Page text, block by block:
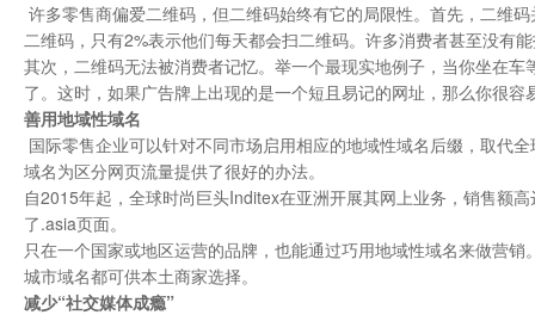
许多零售商偏爱二维码，但二维码始终有它的局限性。首先，二维
二维码，只有2%表示他们每天都会扫二维码。许多消费者甚至没有
其次，二维码无法被消费者记忆。举一个最现实地例子，当你坐在
了。这时，如果广告牌上出现的是一个短且易记的网址，那么你很
善用地域性域名
国际零售企业可以针对不同市场启用相应的地域性域名后缀，取代
域名为区分网页流量提供了很好的办法。
自2015年起，全球时尚巨头Inditex在亚洲开展其网上业务，销售额
了.asia页面。
只在一个国家或地区运营的品牌，也能通过巧用地域性域名来做营
城市域名都可供本土商家选择。
减少“社交媒体成瘾”